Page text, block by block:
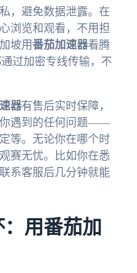
，避免数据泄露。在
浏览和观看，不用担
坡用番茄加速器看腾
过加密专线传输，不
器有售后实时保障，
你遇到的任何问题——
等。无论你在哪个时
赛无忧。比如你在悉
系客服后几分钟就能
用番茄加